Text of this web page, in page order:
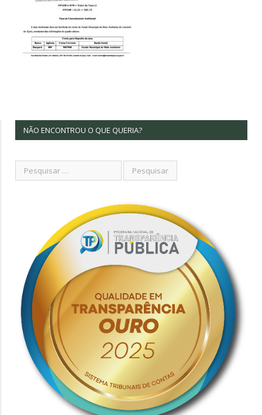
NÃO ENCONTROU O QUE QUERIA?